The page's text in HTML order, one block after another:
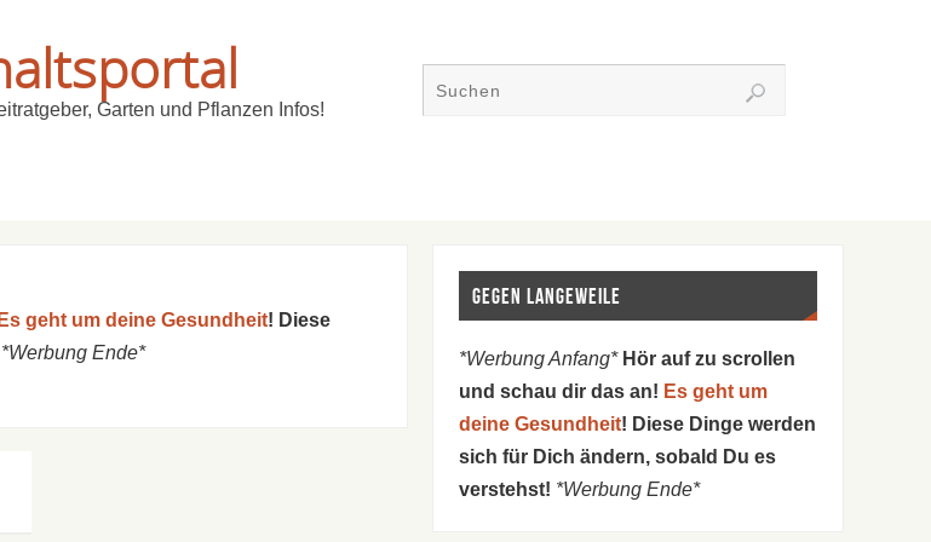
Garten und Pflanzen Infos!
Es geht um deine Gesundheit! Diese
*Werbung Ende*
Gegen Langeweile
*Werbung Anfang* Hör auf zu scrollen
und schau dir das an! Es geht um
deine Gesundheit! Diese Dinge werden
sich für Dich ändern, sobald Du es
verstehst! *Werbung Ende*